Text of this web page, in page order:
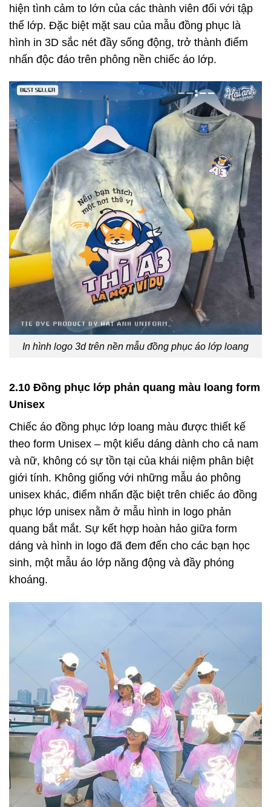
hiện tình cảm to lớn của các thành viên đối với tập
thể lớp. Đặc biệt mặt sau của mẫu đồng phục là
hình in 3D sắc nét đầy sống động, trở thành điểm
nhấn độc đáo trên phông nền chiếc áo lớp.
In hình logo 3d trên nền mẫu đồng phục áo lớp loang
2.10 Đồng phục lớp phản quang màu loang form
Unisex
Chiếc áo đồng phục lớp loang màu được thiết kế
theo form Unisex – một kiểu dáng dành cho cả nam
và nữ, không có sự tồn tại của khái niệm phân biệt
giới tính. Không giống với những mẫu áo phông
unisex khác, điểm nhấn đặc biệt trên chiếc áo đồng
phục lớp unisex nằm ở mẫu hình in logo phản
quang bắt mắt. Sự kết hợp hoàn hảo giữa form
dáng và hình in logo đã đem đến cho các bạn học
sinh, một mẫu áo lớp năng động và đầy phóng
khoáng.